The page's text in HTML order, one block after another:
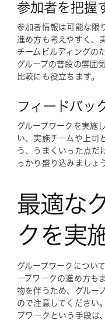
参加者を把握
参加者情報は可能な限
進め方も考えやすく、
チームビルディングの
グループの普段の雰囲
比較にも役立ちます。
フィードバッ
グループワークを実施
い、実施チームや上司
う、うまくいった点だ
っかり盛り込みましょ
最適な
クを実
グループワークについ
ープワークの進め方も
物を伴うため、グルー
ので注意してください
プワークという手段は